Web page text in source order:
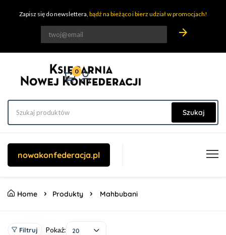
Zapisz się do newslettera, bądź na bieżąco i bierz udział w promocjach!
arrow_forward
0
Szukaj
nowakonfederacja.pl
Home Produkty Mahbubani
Filtruj Pokaż: 20